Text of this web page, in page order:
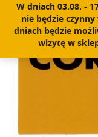
W dniach 03.08. -
nie będzie
dniach będzie
wizytę w